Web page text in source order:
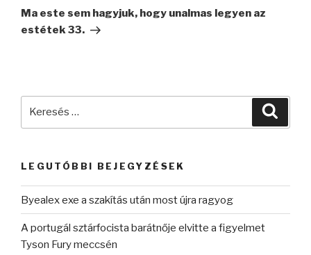
bejegyzés
Ma este sem hagyjuk, hogy unalmas legyen az
estétek 33.
LEGUTÓBBI BEJEGYZÉSEK
Byealex exe a szakítás után most újra ragyog
A portugál sztárfocista barátnője elvitte a figyelmet
Tyson Fury meccsén